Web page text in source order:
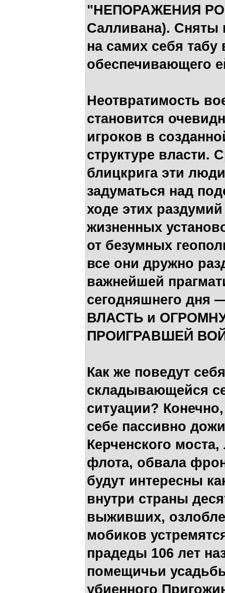
"НЕПОРАЖЕНИЯ
Салливана).
на самих себя табу
обеспечивающего
Неотвратимость
становится
игроков в
структуре власти.
блицкрига эти
задуматься над
ходе этих
жизненных
от безумных
все они дружно
важнейшей
сегодняшнего
ВЛАСТЬ и
ПРОИГРАВШЕЙ
Как же поведут
складывающейся
ситуации?
себе пассивно
Керченского
флота, обвала
будут интересны
внутри страны
выживших,
мобиков
прадеды 106 лет
помещичьи
убиенного